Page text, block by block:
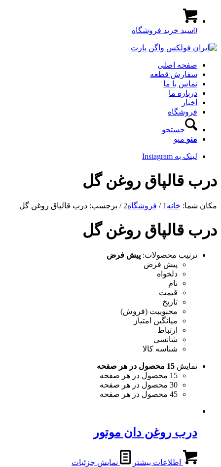
0سبد خرید فروشگاه
صفحه اصلی
سفارش قطعه
تماس با ما
درباره ما
اخبار
فروشگاه
جستجو
منو منو
لینک به Instagram
درب قالپاق روغن گل
مکان شما: خانه 1
/ فروشگاه2
/ برچسب: درب قالپاق روغن گل
درب قالپاق روغن گل
ترتیب محصولات: پیش فرض
پیش فرض
دلخواه
نام
قیمت
تاریخ
محبوبیت (فروش)
میانگین امتیاز
ارتباط
شانسی
شناسه کالا
نمایش 15 محصول در هر صفحه
15 محصول در هر صفحه
30 محصول در هر صفحه
45 محصول در هر صفحه
درب روغن دان موتور
اطلاعات بیشتر نمایش جزئیات